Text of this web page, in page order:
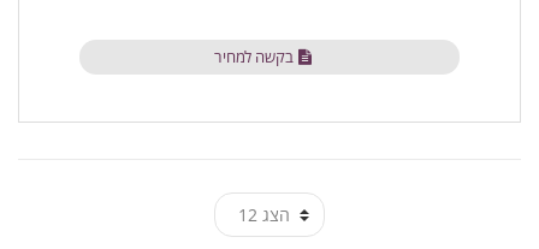
בקשה למחיר